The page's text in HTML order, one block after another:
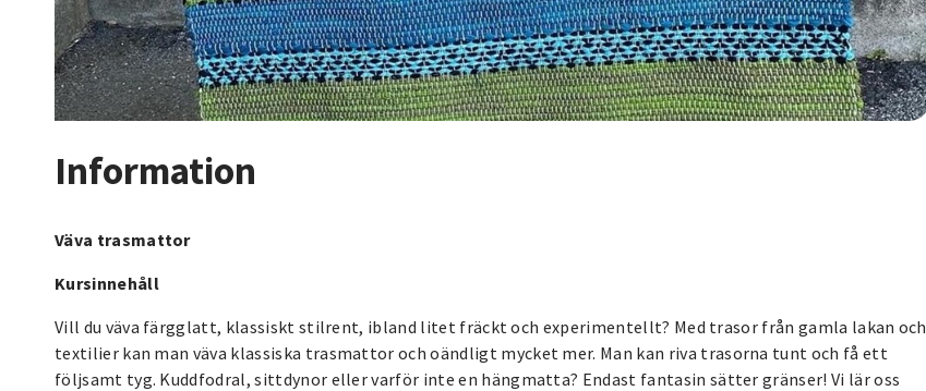
Information
Väva trasmattor
Kursinnehåll
Vill du väva färgglatt, klassiskt stilrent, ibland litet fräckt och experimentellt? Med trasor från gamla lakan och
textilier kan man väva klassiska trasmattor och oändligt mycket mer. Man kan riva trasorna tunt och få ett
följsamt tyg. Kuddfodral, sittdynor eller varför inte en hängmatta? Endast fantasin sätter gränser! Vi lär oss